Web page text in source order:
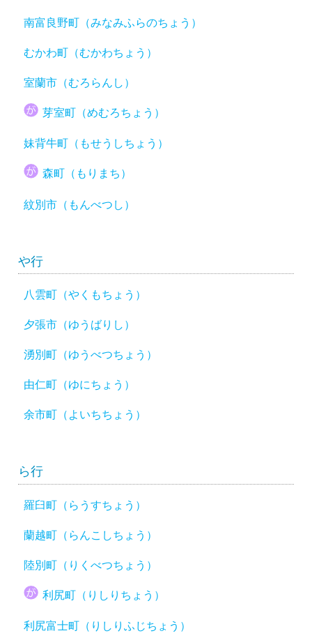
南富良野町（みなみふらのちょう）
むかわ町（むかわちょう）
室蘭市（むろらんし）
芽室町（めむろちょう）
妹背牛町（もせうしちょう）
森町（もりまち）
紋別市（もんべつし）
や行
八雲町（やくもちょう）
夕張市（ゆうばりし）
湧別町（ゆうべつちょう）
由仁町（ゆにちょう）
余市町（よいちちょう）
ら行
羅臼町（らうすちょう）
蘭越町（らんこしちょう）
陸別町（りくべつちょう）
利尻町（りしりちょう）
利尻富士町（りしりふじちょう）